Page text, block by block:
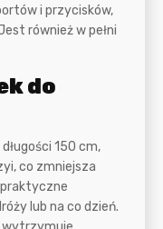
i przycisków,
również w pełni
do
długości 150 cm,
co zmniejsza
lub na co dzień.